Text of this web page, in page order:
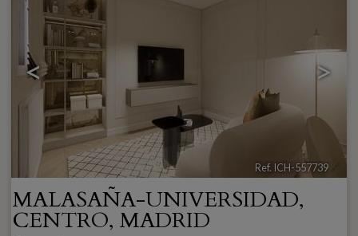
< >
Ref. ICH-557739 🔗
MALASAÑA-UNIVERSIDAD,
CENTRO, MADRID